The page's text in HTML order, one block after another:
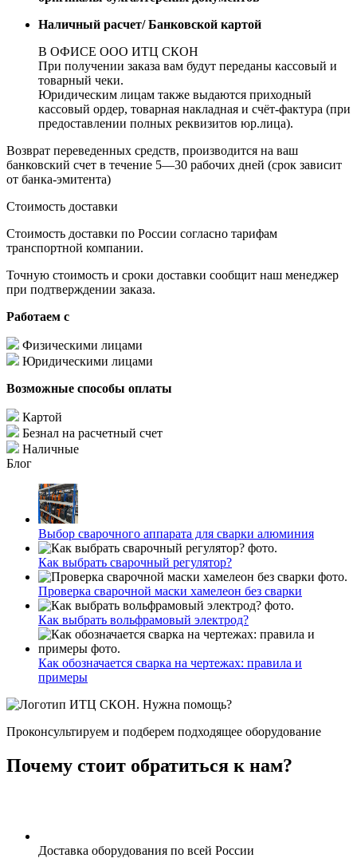
Наличный расчет/ Банковской картой
В ОФИСЕ ООО ИТЦ СКОН
При получении заказа вам будут переданы кассовый и
товарный чеки.
Юридическим лицам также выдаются приходный
кассовый ордер, товарная накладная и счёт-фактура (при
предоставлении полных реквизитов юр.лица).
Возврат переведенных средств, производится на ваш
банковский счет в течение 5—30 рабочих дней (срок зависит
от банка-эмитента)
Стоимость доставки
Стоимость доставки по России согласно тарифам
транспортной компании.
Точную стоимость и сроки доставки сообщит наш менеджер
при подтверждении заказа.
Работаем с
Физическими лицами
Юридическими лицами
Возможные способы оплаты
Картой
Безнал на расчетный счет
Наличные
Блог
Выбор сварочного аппарата для сварки алюминия
Как выбрать сварочный регулятор?
Проверка сварочной маски хамелеон без сварки
Как выбрать вольфрамовый электрод?
Как обозначается сварка на чертежах: правила и
примеры
Нужна помощь?
Проконсультируем и подберем подходящее оборудование
Почему стоит обратиться к нам?
Доставка оборудования по всей России